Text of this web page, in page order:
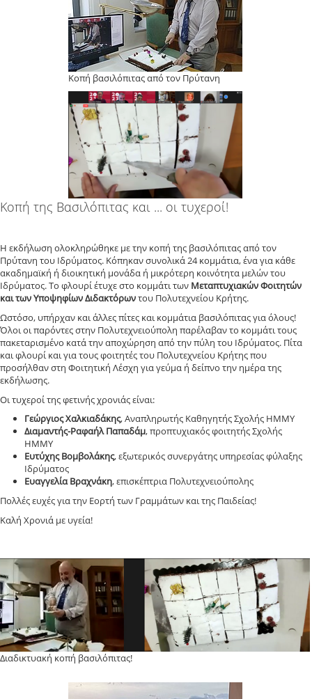
Κοπή βασιλόπιτας από τον Πρύτανη
Κοπή της Βασιλόπιτας και ... οι τυχεροί!
Η εκδήλωση ολοκληρώθηκε με την κοπή της βασιλόπιτας από τον
Πρύτανη του Ιδρύματος. Κόπηκαν συνολικά 24 κομμάτια, ένα για κάθε
ακαδημαϊκή ή διοικητική μονάδα ή μικρότερη κοινότητα μελών του
Ιδρύματος. Το φλουρί έτυχε στο κομμάτι των Μεταπτυχιακών Φοιτητών
και των Υποψηφίων Διδακτόρωντου Πολυτεχνείου Κρήτης.
Ωστόσο, υπήρχαν και άλλες πίτες και κομμάτια βασιλόπιτας για όλους!
Όλοι οι παρόντες στην Πολυτεχνειούπολη παρέλαβαν το κομμάτι τους
πακεταρισμένο κατά την αποχώρηση από την πύλη του Ιδρύματος. Πίτα
και φλουρί και για τους φοιτητές του Πολυτεχνείου Κρήτης που
προσήλθαν στη Φοιτητική Λέσχη για γεύμα ή δείπνο την ημέρα της
εκδήλωσης.
Οι τυχεροί της φετινής χρονιάς είναι:
Γεώργιος Χαλκιαδάκης, Αναπληρωτής Καθηγητής Σχολής ΗΜΜΥ
Διαμαντής-Ραφαήλ Παπαδάμ, προπτυχιακός φοιτητής Σχολής
ΗΜΜΥ
Ευτύχης Βομβολάκης, εξωτερικός συνεργάτης υπηρεσίας φύλαξης
Ιδρύματος
Ευαγγελία Βραχνάκη, επισκέπτρια Πολυτεχνειούπολης
Πολλές ευχές για την Εορτή των Γραμμάτων και της Παιδείας!
Καλή Χρονιά με υγεία!
Διαδικτυακή κοπή βασιλόπιτας!